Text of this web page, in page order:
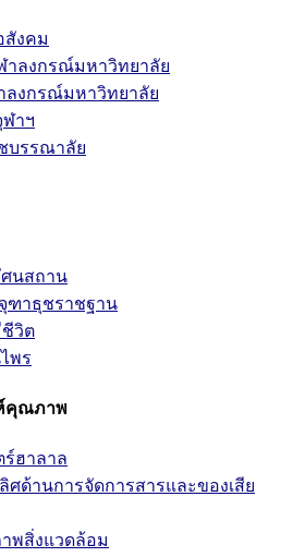
สังคม
าลงกรณ์มหาวิทยาลัย
ลงกรณ์มหาวิทยาลัย
ฬาฯ
บรรณาลัย
นสถาน
าธุชราชฐาน
วิต
พร
คุณภาพ
ฮาลาล
ศด้านการจัดการสารและของเสีย
พสิ่งแวดล้อม